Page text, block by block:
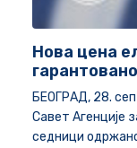
Нова цена
БЕОГРАД, 28.
Савет Агенције
седници